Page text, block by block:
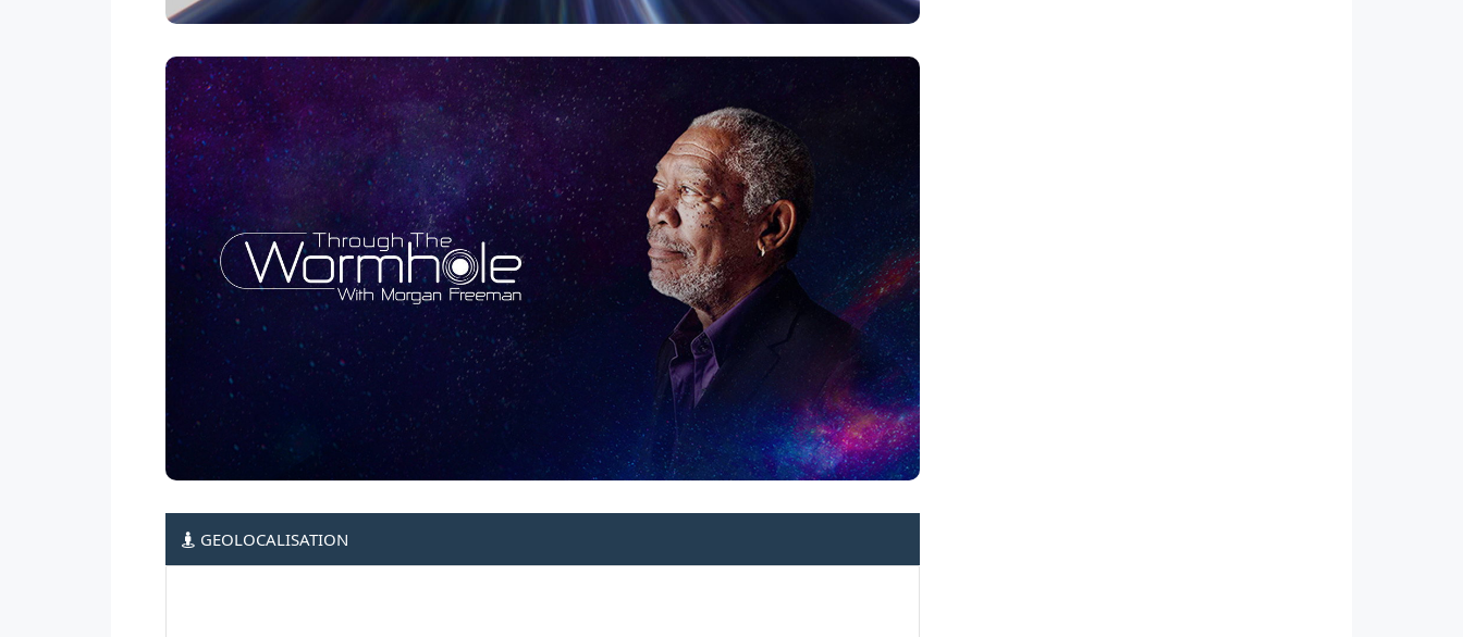
GEOLOCALISATION